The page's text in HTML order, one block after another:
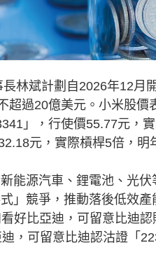
斌計劃自2026年12月
超過20億美元。小米股
」，行使價55.77元，
元，實際槓桿5倍，明
源汽車、鋰電池、光伏
」競爭，推動落後低效
好比亞迪，可留意比迪
，可留意比迪認沽證「